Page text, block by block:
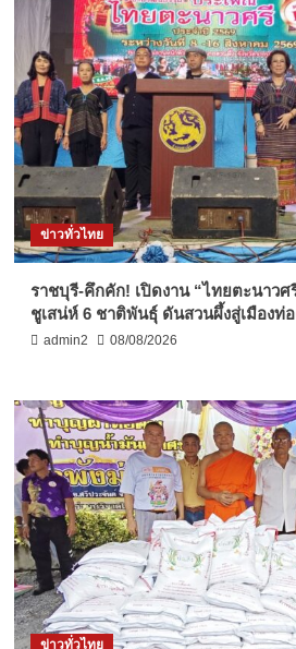
ข่าวทั่วไทย
ราชบุรี-คึกคัก! เปิดงาน “ไทยตะนาวศ
ชูเสน่ห์ 6 ชาติพันธุ์ ดันสวนผึ้งสู่เมืองท่
admin2 08/08/2026
ข่าวทั่วไทย